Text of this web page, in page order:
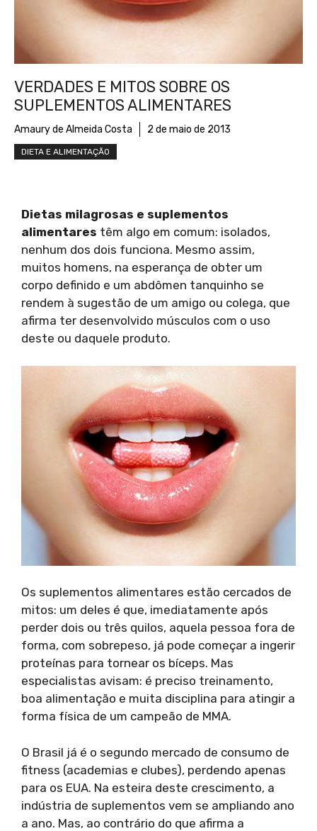
VERDADES E MITOS SOBRE OS
SUPLEMENTOS ALIMENTARES
Amaury de Almeida Costa 2 de maio de 2013
DIETA E ALIMENTAÇÃO
Dietas milagrosas e suplementos
alimentares têm algo em comum: isolados,
nenhum dos dois funciona. Mesmo assim,
muitos homens, na esperança de obter um
corpo definido e um abdômen tanquinho se
rendem à sugestão de um amigo ou colega, que
afirma ter desenvolvido músculos com o uso
deste ou daquele produto.
Os suplementos alimentares estão cercados de
mitos: um deles é que, imediatamente após
perder dois ou três quilos, aquela pessoa fora de
forma, com sobrepeso, já pode começar a ingerir
proteínas para tornear os bíceps. Mas
especialistas avisam: é preciso treinamento,
boa alimentação e muita disciplina para atingir a
forma física de um campeão de MMA.
O Brasil já é o segundo mercado de consumo de
fitness (academias e clubes), perdendo apenas
para os EUA. Na esteira deste crescimento, a
indústria de suplementos vem se ampliando ano
a ano. Mas, ao contrário do que afirma a